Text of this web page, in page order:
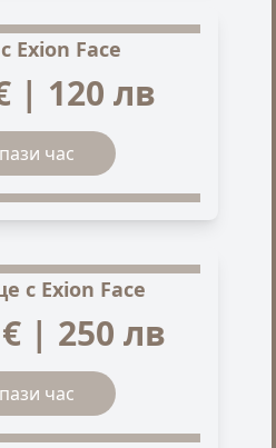
Exion Face
| 120 лв
час
с Exion Face
| 250 лв
час